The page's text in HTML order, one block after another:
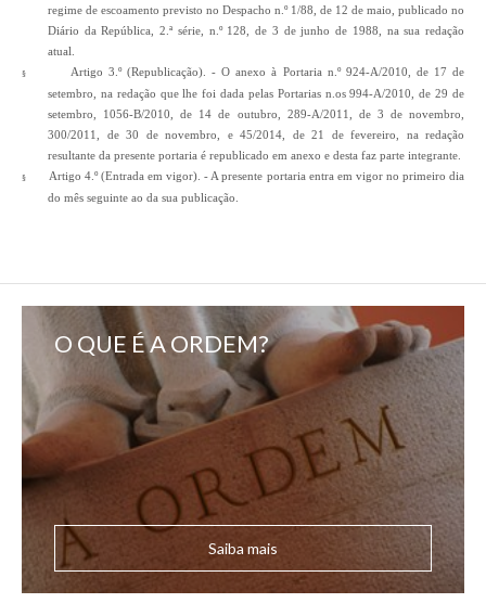
regime de escoamento previsto no Despacho n.º 1/88, de 12 de maio, publicado no
Diário da República, 2.ª série, n.º 128, de 3 de junho de 1988, na sua redação
atual.
§
Artigo 3.º (Republicação). - O anexo à Portaria n.º 924-A/2010, de 17 de
setembro, na redação que lhe foi dada pelas Portarias n.os 994-A/2010, de 29 de
setembro, 1056-B/2010, de 14 de outubro, 289-A/2011, de 3 de novembro,
300/2011, de 30 de novembro, e 45/2014, de 21 de fevereiro, na redação
resultante da presente portaria é republicado em anexo e desta faz parte integrante.
§
Artigo 4.º (Entrada em vigor). - A presente portaria entra em vigor no primeiro dia
do mês seguinte ao da sua publicação.
O QUE É A ORDEM?
Saiba mais